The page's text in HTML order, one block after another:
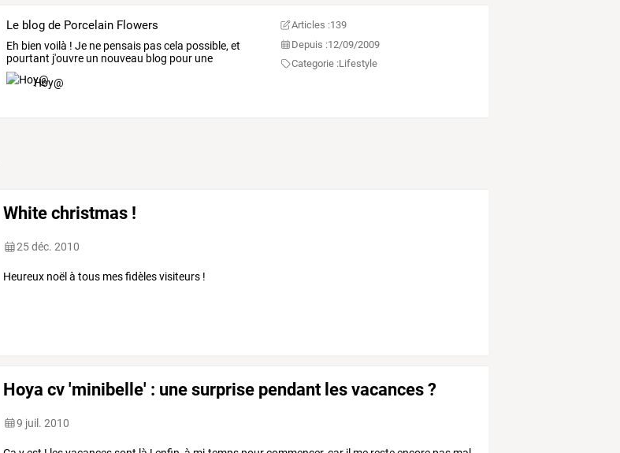
Le blog de Porcelain Flowers
Eh bien voilà ! Jenepensaispascela possible,et
pourtant j'ouvreun nouveau blog pourune
nouvelle
Hoy@
Articles :139
Depuis :12/09/2009
Categorie :Lifestyle
White christmas !
25 déc. 2010
Heureux noël à tous mes fidèles visiteurs !
Hoya cv 'minibelle' : une surprise pendant les vacances ?
9 juil. 2010